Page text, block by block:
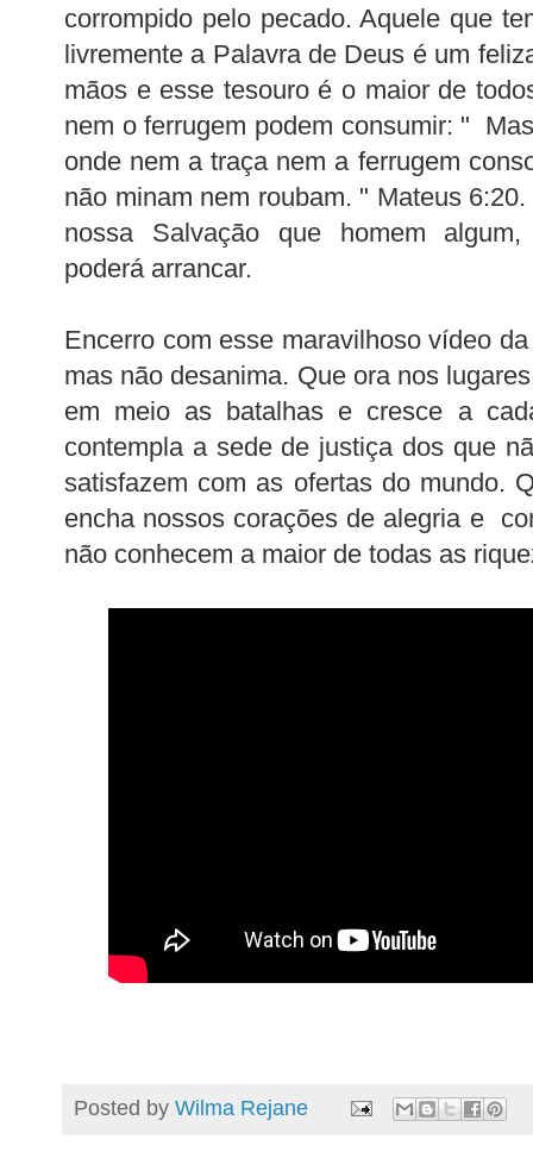
corrompido pelo pecado. Aquele que
livremente a Palavra de Deus é um
mãos e esse tesouro é o maior de
nem o ferrugem podem consumir: "
onde nem a traça nem a ferrugem
não minam nem roubam. " Mateus
nossa Salvação que homem
poderá arrancar.
Encerro com esse maravilhoso vídeo
mas não desanima. Que ora nos
em meio as batalhas e cresce a
contempla a sede de justiça dos que
satisfazem com as ofertas do mundo.
encha nossos corações de alegria e
não conhecem a maior de todas as
Posted by Wilma Rejane